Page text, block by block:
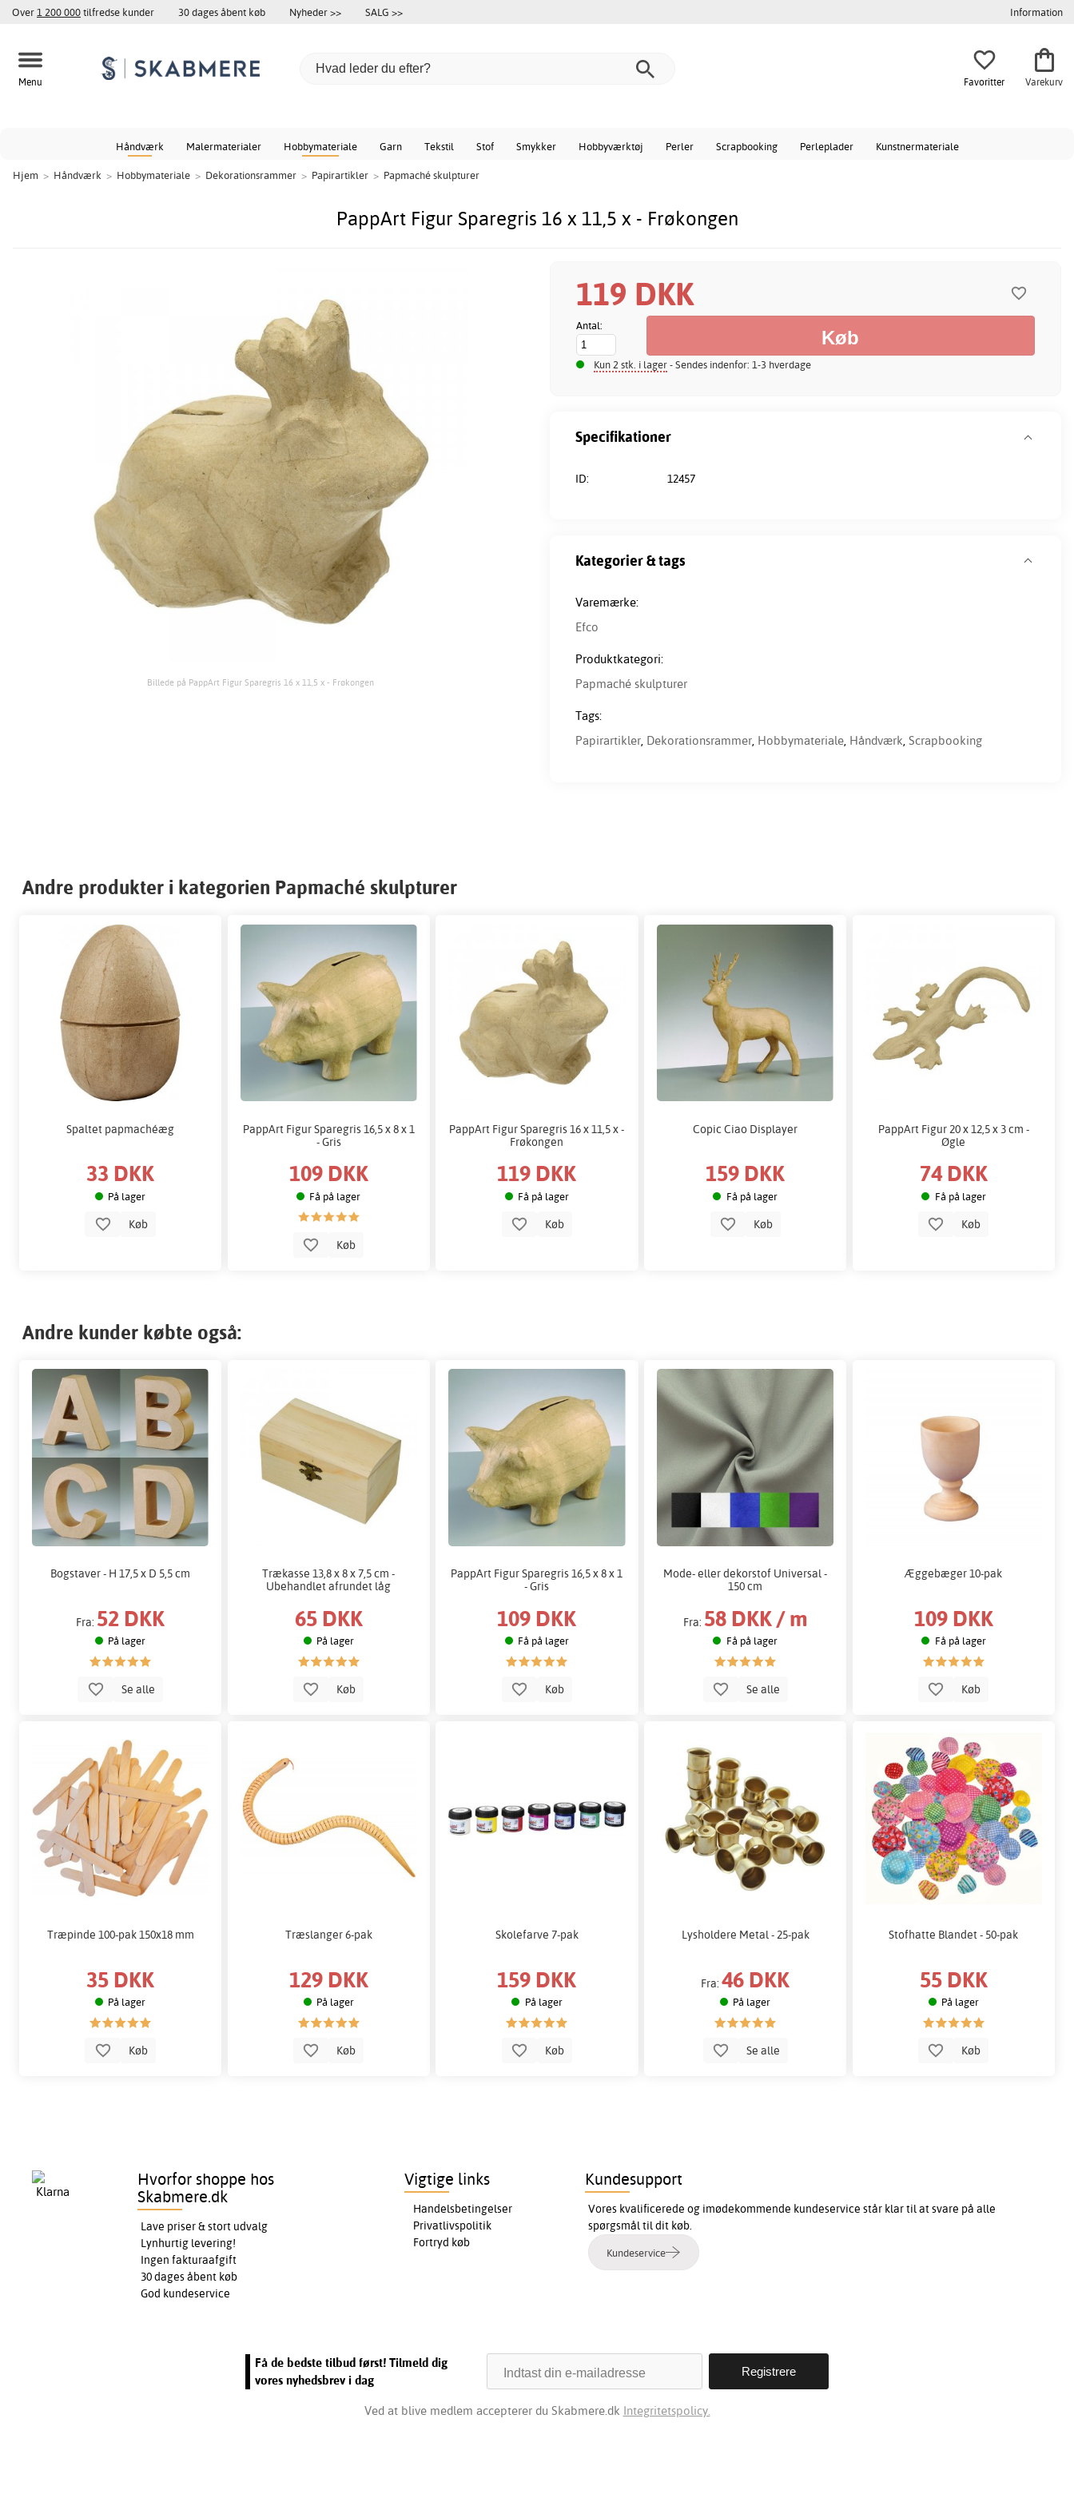
Over1 200 000tilfredse kunder 30 dages åbent køb Nyheder >> SALG >> Information
Menu Favoritter Varekurv
Håndværk Malermaterialer Hobbymateriale Garn Tekstil Stof Smykker Hobbyværktøj Perler Scrapbooking Perleplader Kunstnermateriale
Hjem > Håndværk > Hobbymateriale > Dekorationsrammer > Papirartikler > Papmaché skulpturer
PappArt Figur Sparegris 16 x 11,5 x - Frøkongen
Billede på PappArt Figur Sparegris 16 x 11,5 x - Frøkongen
119 DKK
Antal:
Kun 2 stk. i lager- Sendes indenfor: 1-3 hverdage
Specifikationer
ID: 12457
Kategorier & tags
Varemærke:
Efco
Produktkategori:
Papmaché skulpturer
Tags:
Papirartikler, Dekorationsrammer, Hobbymateriale, Håndværk, Scrapbooking
Andre produkter i kategorien Papmaché skulpturer
Spaltet papmachéæg
33 DKK
På lager
Køb
PappArt Figur Sparegris 16,5 x 8 x 1
- Gris
109 DKK
Få på lager
Køb
PappArt Figur Sparegris 16 x 11,5 x -
Frøkongen
119 DKK
Få på lager
Køb
Copic Ciao Displayer
159 DKK
Få på lager
Køb
PappArt Figur 20 x 12,5 x 3 cm -
Øgle
74 DKK
Få på lager
Køb
Andre kunder købte også:
Bogstaver - H 17,5 x D 5,5 cm
Fra: 52 DKK
På lager
Se alle
Trækasse 13,8 x 8 x 7,5 cm -
Ubehandlet afrundet låg
65 DKK
På lager
Køb
PappArt Figur Sparegris 16,5 x 8 x 1
- Gris
109 DKK
Få på lager
Køb
Mode- eller dekorstof Universal -
150 cm
Fra: 58 DKK / m
Få på lager
Se alle
Æggebæger 10-pak
109 DKK
Få på lager
Køb
Træpinde 100-pak 150x18 mm
35 DKK
På lager
Køb
Træslanger 6-pak
129 DKK
På lager
Køb
Skolefarve 7-pak
159 DKK
På lager
Køb
Lysholdere Metal - 25-pak
Fra:46 DKK
På lager
Se alle
Stofhatte Blandet - 50-pak
55 DKK
På lager
Køb
Hvorfor shoppe hos
Skabmere.dk
Lave priser & stort udvalg
Lynhurtig levering!
Ingen fakturaafgift
30 dages åbent køb
God kundeservice
Vigtige links
Handelsbetingelser
Privatlivspolitik
Fortryd køb
Kundesupport
Vores kvalificerede og imødekommende kundeservice står klar til at svare på alle
spørgsmål til dit køb.
Kundeservice
Få de bedste tilbud først! Tilmeld dig
vores nyhedsbrev i dag
Ved at blive medlem accepterer du Skabmere.dk Integritetspolicy.